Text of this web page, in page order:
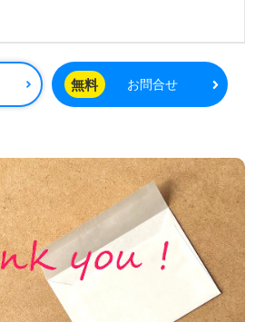
とJR九州グループが共同開発した複
エア』内に位置し、充実したOJTや
いるため、スキルを向上させながら
患者様へのサービス向上を目指す中
担当コンサルタントが詳細をご案内
をサポートします。医療や福祉業界
方は、ウィルオブ介護にぜひお問い
相談や求人紹介は完全無料で、非公
るため、幅広い選択肢の中から理想
ができます。あなたの新しいキャリ
手門病院で踏み出してみませんか。
無料 お問合せ